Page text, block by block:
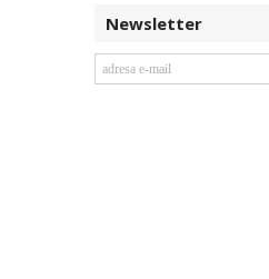
Newsletter